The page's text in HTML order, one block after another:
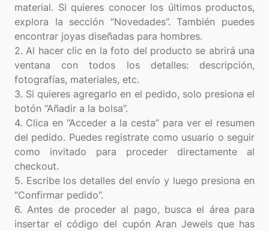
material. Si quieres conocer los últimos productos,
explora la sección “Novedades”. También puedes
encontrar joyas diseñadas para hombres.
2. Al hacer clic en la foto del producto se abrirá una
ventana con todos los detalles: descripción,
fotografías, materiales, etc.
3. Si quieres agregarlo en el pedido, solo presiona el
botón “Añadir a la bolsa”.
4. Clica en “Acceder a la cesta” para ver el resumen
del pedido. Puedes registrate como usuario o seguir
como invitado para proceder directamente al
checkout.
5. Escribe los detalles del envío y luego presiona en
“Confirmar pedido”.
6. Antes de proceder al pago, busca el área para
insertar el código del cupón Aran Jewels que has